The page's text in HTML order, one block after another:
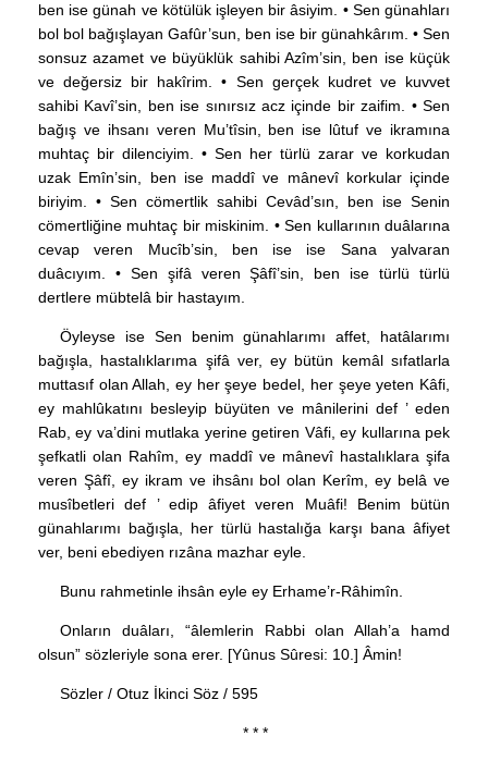
ben ise günah ve kötülük işleyen bir âsiyim. • Sen günahları
bol bol bağışlayan Gafûr’sun, ben ise bir günahkârım. • Sen
sonsuz azamet ve büyüklük sahibi Azîm’sin, ben ise küçük
ve değersiz bir hakîrim. • Sen gerçek kudret ve kuvvet
sahibi Kavî’sin, ben ise sınırsız acz içinde bir zaifim. • Sen
bağış ve ihsanı veren Mu’tîsin, ben ise lûtuf ve ikramına
muhtaç bir dilenciyim. • Sen her türlü zarar ve korkudan
uzak Emîn’sin, ben ise maddî ve mânevî korkular içinde
biriyim. • Sen cömertlik sahibi Cevâd’sın, ben ise Senin
cömertliğine muhtaç bir miskinim. • Sen kullarının duâlarına
cevap veren Mucîb’sin, ben ise ise Sana yalvaran
duâcıyım. • Sen şifâ veren Şâfî’sin, ben ise türlü türlü
dertlere mübtelâ bir hastayım.
Öyleyse ise Sen benim günahlarımı affet, hatâlarımı
bağışla, hastalıklarıma şifâ ver, ey bütün kemâl sıfatlarla
muttasıf olan Allah, ey her şeye bedel, her şeye yeten Kâfi,
ey mahlûkatını besleyip büyüten ve mânilerini def ’ eden
Rab, ey va’dini mutlaka yerine getiren Vâfi, ey kullarına pek
şefkatli olan Rahîm, ey maddî ve mânevî hastalıklara şifa
veren Şâfî, ey ikram ve ihsânı bol olan Kerîm, ey belâ ve
musîbetleri def ’ edip âfiyet veren Muâfi! Benim bütün
günahlarımı bağışla, her türlü hastalığa karşı bana âfiyet
ver, beni ebediyen rızâna mazhar eyle.
Bunu rahmetinle ihsân eyle ey Erhame’r-Râhimîn.
Onların duâları, “âlemlerin Rabbi olan Allah’a hamd
olsun” sözleriyle sona erer. [Yûnus Sûresi: 10.] Âmin!
Sözler / Otuz İkinci Söz / 595
* * *